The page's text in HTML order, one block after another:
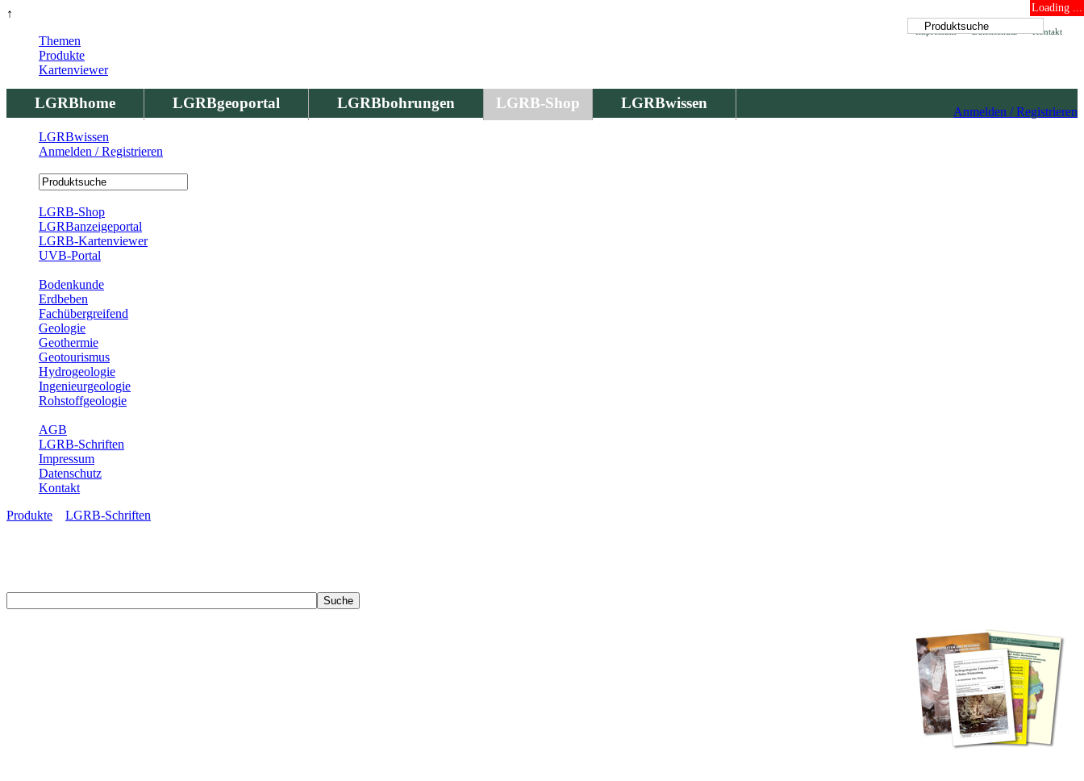
↑ Loading ...
Kontakt
Datenschutz
Impressum
LGRBhome LGRBgeoportal LGRBbohrungen LGRB-Shop LGRBwissen
Anmelden / Registrieren
Themen
Produkte
Kartenviewer
LGRBwissen
Anmelden / Registrieren
LGRB-Shop
LGRBanzeigeportal
LGRB-Kartenviewer
UVB-Portal
Bodenkunde
Erdbeben
Fachübergreifend
Geologie
Geothermie
Geotourismus
Hydrogeologie
Ingenieurgeologie
Rohstoffgeologie
AGB
LGRB-Schriften
Impressum
Datenschutz
Kontakt
Produkte
LGRB-Schriften